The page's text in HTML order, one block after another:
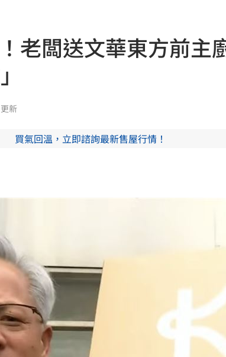
老粉全瘋了
商務與轉運 11:19
12人起訴
不負責任
、生一堆病
聯當提款機
！1縣市60％ 11:04
萬準備買房
飯我都喜歡 11:02
險股衝擊
老闆送文華東方前主
更新
買氣回溫，立即諮詢最新售屋行情！